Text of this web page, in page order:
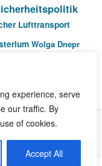
experience, serve
our traffic. By
of cookies.
Accept All
Lufttransport
Wolga Dnepr